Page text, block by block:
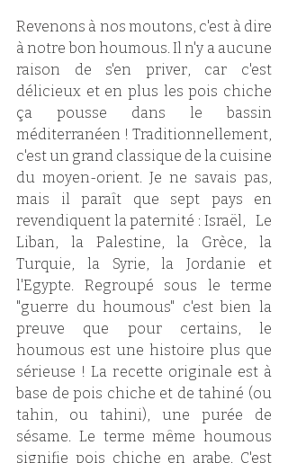
Revenons à nos moutons, c'est à dire
à notre bon houmous. Il n'y a aucune
raison de s'en priver, car c'est
délicieux et en plus les pois chiche
ça pousse dans le bassin
méditerranéen ! Traditionnellement,
c'est un grand classique de la cuisine
du moyen-orient. Je ne savais pas,
mais il paraît que sept pays en
revendiquent la paternité : Israël,   Le
Liban, la Palestine, la Grèce, la
Turquie, la Syrie, la Jordanie et
l'Egypte. Regroupé sous le terme
"guerre du houmous" c'est bien la
preuve que pour certains, le
houmous est une histoire plus que
sérieuse ! La recette originale est à
base de pois chiche et de tahiné (ou
tahin, ou tahini), une purée de
sésame. Le terme même houmous
signifie pois chiche en arabe. C'est